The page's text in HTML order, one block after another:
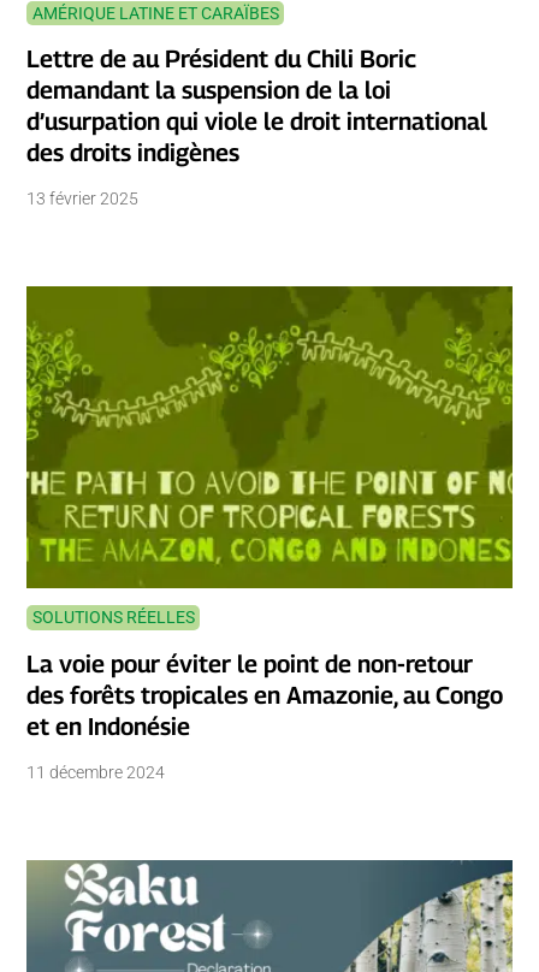
AMÉRIQUE LATINE ET CARAÏBES
Lettre de au Président du Chili Boric
demandant la suspension de la loi
d’usurpation qui viole le droit international
des droits indigènes
13 février 2025
SOLUTIONS RÉELLES
La voie pour éviter le point de non-retour
des forêts tropicales en Amazonie, au Congo
et en Indonésie
11 décembre 2024